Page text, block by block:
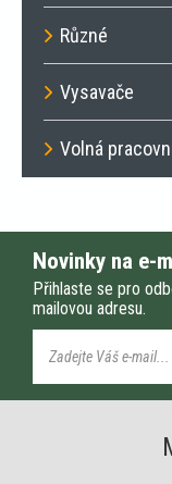
Různé
Vysavače
Volná
Novinky na e-
Přihlaste se pro
mailovou adresu.